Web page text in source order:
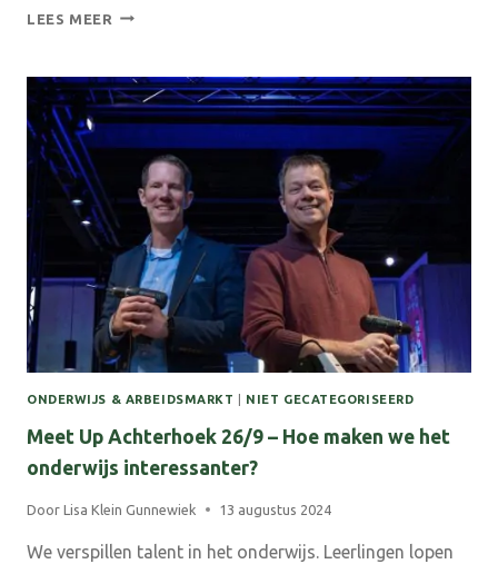
LEES MEER ACHTERHOEKSE
ONDERWIJS & ARBEIDSMARKT NIET GECATEGORISEERD
Meet Up Achterhoek 26/9 – Hoe maken we het
onderwijs interessanter?
Door Lisa Klein Gunnewiek 13 augustus 2024
We verspillen talent in het onderwijs. Leerlingen lopen